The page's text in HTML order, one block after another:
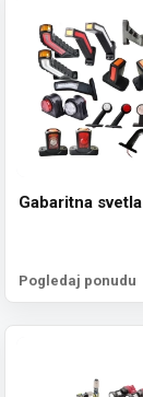
Gabaritna svetla
Pogledaj ponudu